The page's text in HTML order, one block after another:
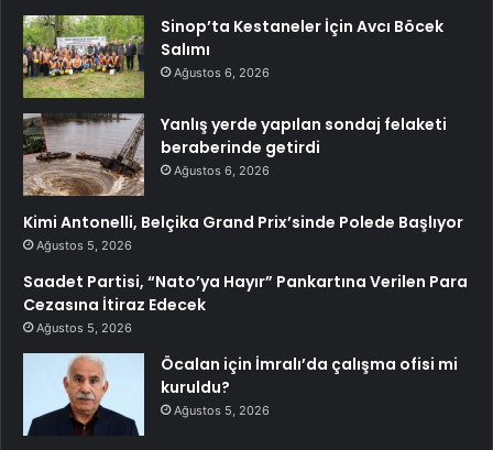
Sinop’ta Kestaneler İçin Avcı Böcek
Salımı
Ağustos 6, 2026
Yanlış yerde yapılan sondaj felaketi
beraberinde getirdi
Ağustos 6, 2026
Kimi Antonelli, Belçika Grand Prix’sinde Polede Başlıyor
Ağustos 5, 2026
Saadet Partisi, “Nato’ya Hayır” Pankartına Verilen Para
Cezasına İtiraz Edecek
Ağustos 5, 2026
Öcalan için İmralı’da çalışma ofisi mi
kuruldu?
Ağustos 5, 2026